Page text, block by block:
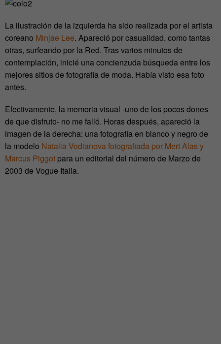
La ilustración de la izquierda ha sido realizada por el artista
coreano Minjae Lee. Apareció por casualidad, como tantas
otras, surfeando por la Red. Tras varios minutos de
contemplación, inicié una concienzuda búsqueda entre los
mejores sitios de fotografía de moda. Había visto esa foto
antes.
Efectivamente, la memoria visual -uno de los pocos dones
de que disfruto- no me falló. Horas después, apareció la
imagen de la derecha: una fotografía en blanco y negro de
la modelo Natalia Vodianova fotografiada por Mert Alas y
Marcus Piggot para un editorial del número de Marzo de
2003 de Vogue Italia.